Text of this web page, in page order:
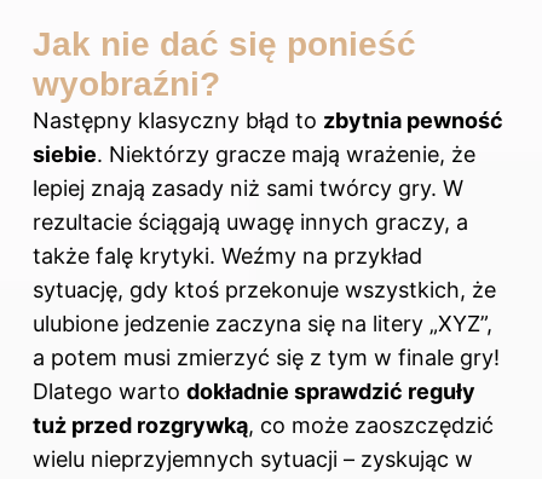
Jak nie dać się ponieść
wyobraźni?
Następny klasyczny błąd to zbytnia pewność
siebie. Niektórzy gracze mają wrażenie, że
lepiej znają zasady niż sami twórcy gry. W
rezultacie ściągają uwagę innych graczy, a
także falę krytyki. Weźmy na przykład
sytuację, gdy ktoś przekonuje wszystkich, że
ulubione jedzenie zaczyna się na litery „XYZ”,
a potem musi zmierzyć się z tym w finale gry!
Dlatego warto dokładnie sprawdzić reguły
tuż przed rozgrywką, co może zaoszczędzić
wielu nieprzyjemnych sytuacji – zyskując w